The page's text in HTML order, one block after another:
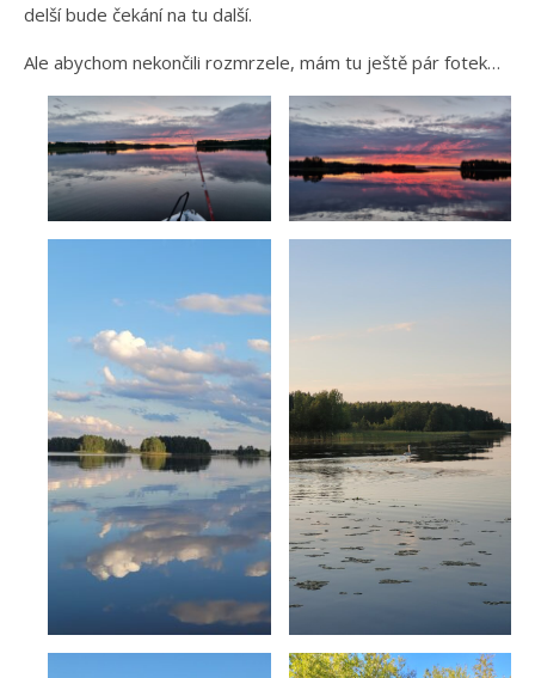
delší bude čekání na tu další.
Ale abychom nekončili rozmrzele, mám tu ještě pár fotek…